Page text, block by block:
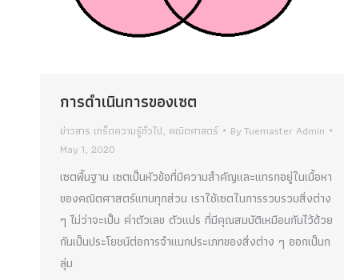
การดำเนินการของเซต
ข่าวสาร เกร็ดความรู้ทั่วไป, คณิตศาสตร์ ByTuemaster Admin
May 1, 2020
เซตพื้นฐาน เซตเป็นหัวข้อที่มีความสำคัญและแทรกอยู่ในเนื้อหา
ของคณิตศาสตร์แทบทุกส่วน เราใช้เซตในการรวบรวมสิ่งต่าง
ๆ ไม่ว่าจะเป็น ค่าตัวเลข ตัวแปร ที่มีคุณสมบัติเหมือนกันไว้ด้วย
กันเป็นประโยชน์ต่อการจำแนกประเภทของสิ่งต่าง ๆ ออกเป็นก
ลุ่ม